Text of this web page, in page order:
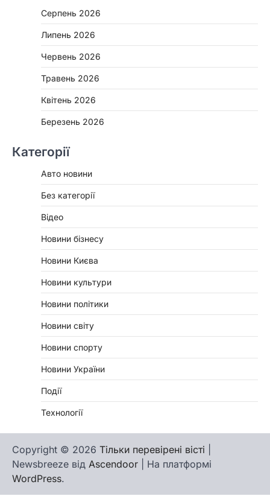
Серпень 2026
Липень 2026
Червень 2026
Травень 2026
Квітень 2026
Березень 2026
Категорії
Авто новини
Без категорії
Відео
Новини бізнесу
Новини Києва
Новини культури
Новини політики
Новини світу
Новини спорту
Новини України
Події
Технології
Copyright © 2026 Тільки перевірені вісті
Newsbreeze від Ascendoor | На платформі
WordPress.